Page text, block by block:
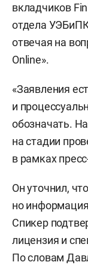
вкладчиков
отдела
отвечая на
Online».
«Заявления
и
обозначать.
на стадии
в рамках
Он уточнил,
но
Спикер
лицензия и
По словам